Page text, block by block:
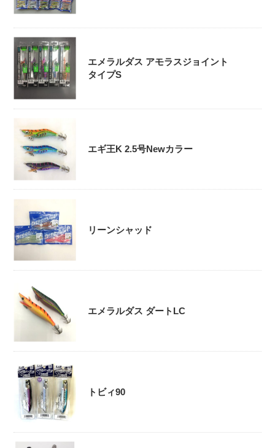
エメラルダス アモラスジョイント
タイプS
エギ王K 2.5号Newカラー
リーンシャッド
エメラルダス ダートLC
トビィ90